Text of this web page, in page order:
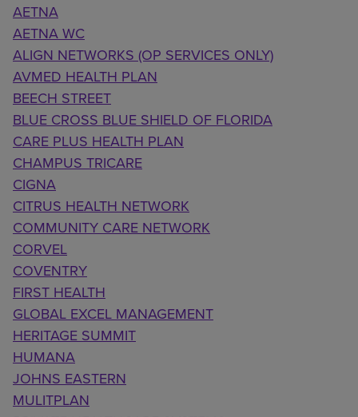
AETNA
AETNA WC
ALIGN NETWORKS (OP SERVICES ONLY)
AVMED HEALTH PLAN
BEECH STREET
BLUE CROSS BLUE SHIELD OF FLORIDA
CARE PLUS HEALTH PLAN
CHAMPUS TRICARE
CIGNA
CITRUS HEALTH NETWORK
COMMUNITY CARE NETWORK
CORVEL
COVENTRY
FIRST HEALTH
GLOBAL EXCEL MANAGEMENT
HERITAGE SUMMIT
HUMANA
JOHNS EASTERN
MULITPLAN